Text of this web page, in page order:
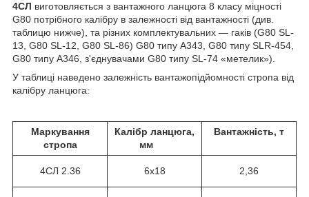
4СЛ виготовляється з вантажного ланцюга 8 класу міцності
G80 потрібного калібру в залежності від вантажності (див.
таблицю нижче), та різних комплектувальних — гаків (G80 SL-
13, G80 SL-12, G80 SL-86) G80 типу A343, G80 типу SLR-454,
G80 типу А346, з'єднувачами G80 типу SL-74 «метелик»).
У таблиці наведено залежність вантажопідйомності стропа від
калібру ланцюга:
Маркування
стропа
Калібр ланцюга,
мм
Вантажність, т
4СЛ 2.36 6х18 2,36